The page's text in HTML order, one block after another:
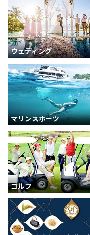
ウェディング
マリンスポーツ
ゴルフ